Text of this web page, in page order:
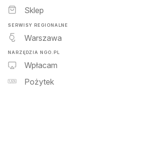
Sklep
SERWISY REGIONALNE
Warszawa
NARZĘDZIA NGO.PL
Wpłacam
Pożytek